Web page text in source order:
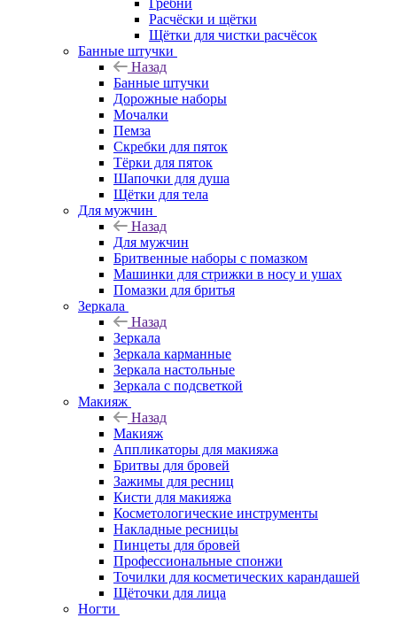
Гребни
Расчёски и щётки
Щётки для чистки расчёсок
Банные штучки
Назад
Банные штучки
Дорожные наборы
Мочалки
Пемза
Скребки для пяток
Тёрки для пяток
Шапочки для душа
Щётки для тела
Для мужчин
Назад
Для мужчин
Бритвенные наборы с помазком
Машинки для стрижки в носу и ушах
Помазки для бритья
Зеркала
Назад
Зеркала
Зеркала карманные
Зеркала настольные
Зеркала с подсветкой
Макияж
Назад
Макияж
Аппликаторы для макияжа
Бритвы для бровей
Зажимы для ресниц
Кисти для макияжа
Косметологические инструменты
Накладные ресницы
Пинцеты для бровей
Профессиональные спонжи
Точилки для косметических карандашей
Щёточки для лица
Ногти